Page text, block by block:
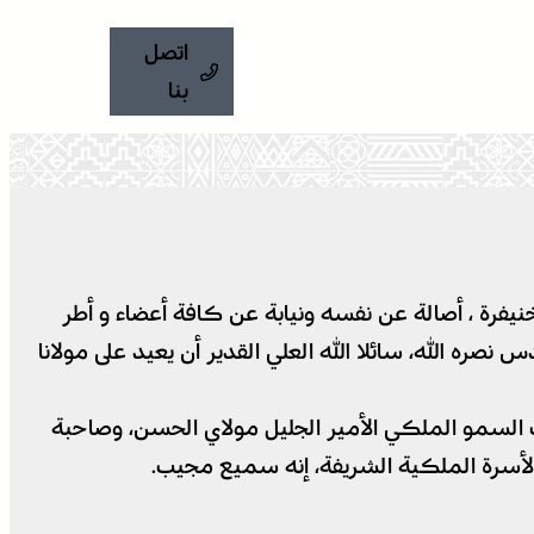
اتصل
بنا
، أصالة عن نفسه ونيابة عن كافة أعضاء و أطر
الله، سائلا الله العلي القدير أن يعيد على مولانا
السمو الملكي الأمير الجليل مولاي الحسن، وصاحبة
الملكية الشريفة، إنه سميع مجيب.